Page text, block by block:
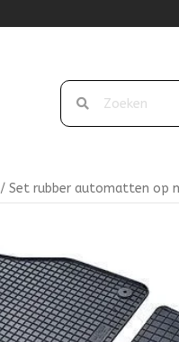
/ Set rubber automatten op